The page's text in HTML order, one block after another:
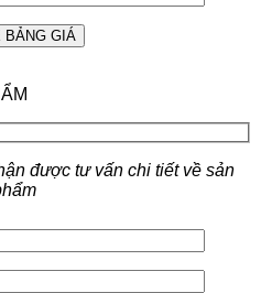
được tư vấn chi tiết về sản